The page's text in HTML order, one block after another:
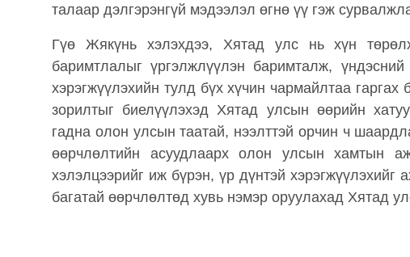
талаар дэлгэрэнгүй мэдээлэл өгнө үү гэж
Гүө Жякүнь хэлэхдээ, Хятад улс нь хүн
баримтлалыг үргэлжлүүлэн баримталж,
хэрэгжүүлэхийн тулд бүх хүчин чармайлтаа
зорилтыг биелүүлэхэд Хятад улсын өөрийн
гадна олон улсын таатай, нээлттэй орчин ч
өөрчлөлтийн асуудлаарх олон улсын хамтын
хэлэлцээрийг иж бүрэн, үр дүнтэй хэрэгжүүлэхийг
багатай өөрчлөлтөд хувь нэмэр оруулахад Хятад